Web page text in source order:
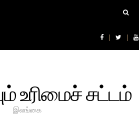
உரிமைச் சட்டம்
இலங்கை